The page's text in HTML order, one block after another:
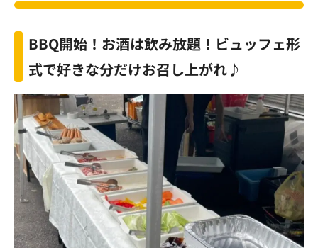
BBQ開始！お酒は飲み放題！ビュッフェ形
式で好きな分だけお召し上がれ♪